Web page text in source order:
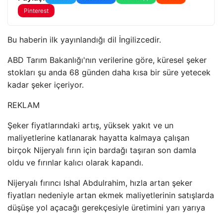
Pinterest
Bu haberin ilk yayınlandığı dil İngilizcedir.
ABD Tarım Bakanlığı'nın verilerine göre, küresel şeker
stokları şu anda 68 günden daha kısa bir süre yetecek
kadar şeker içeriyor.
REKLAM
Şeker fiyatlarındaki artış, yüksek yakıt ve un
maliyetlerine katlanarak hayatta kalmaya çalışan
birçok Nijeryalı fırın için bardağı taşıran son damla
oldu ve fırınlar kalıcı olarak kapandı.
Nijeryalı fırıncı Ishal Abdulrahim, hızla artan şeker
fiyatları nedeniyle artan ekmek maliyetlerinin satışlarda
düşüşe yol açacağı gerekçesiyle üretimini yarı yarıya